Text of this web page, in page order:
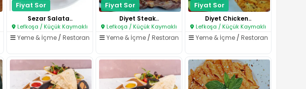
Fiyat Sor
Sezar Salata..
Lefkoşa / Küçük Kaymaklı
Yeme & İçme/ Restoran
Fiyat Sor
Diyet Steak..
Lefkoşa / Küçük Kaymaklı
Yeme & İçme/ Restoran
Fiyat Sor
Diyet Chicken..
Lefkoşa / Küçük Kaymaklı
Yeme & İçme/ Restoran